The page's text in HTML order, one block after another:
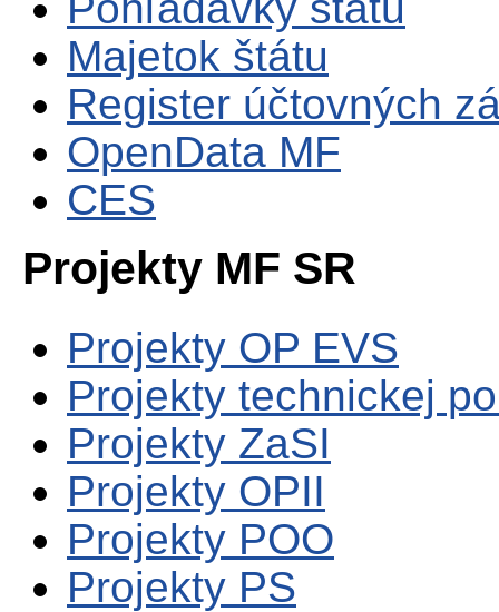
Majetok štátu
Register účtovných
OpenData MF
CES
Projekty MF SR
Projekty OP EVS
Projekty technickej
Projekty ZaSI
Projekty OPII
Projekty POO
Projekty PS